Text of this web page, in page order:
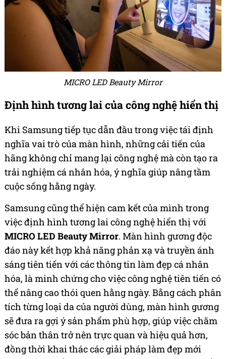
MICRO LED Beauty Mirror
Định hình tương lai của công nghệ hiển thị
Khi Samsung tiếp tục dẫn đầu trong việc tái định
nghĩa vai trò của màn hình, những cải tiến của
hãng không chỉ mang lại công nghệ mà còn tạo ra
trải nghiệm cá nhân hóa, ý nghĩa giúp nâng tầm
cuộc sống hằng ngày.
Samsung cũng thể hiện cam kết của mình trong
việc định hình tương lai công nghệ hiển thị với
MICRO LED Beauty Mirror. Màn hình gương độc
đáo này kết hợp khả năng phản xạ và truyền ánh
sáng tiên tiến với các thông tin làm đẹp cá nhân
hóa, là minh chứng cho việc công nghệ tiên tiến có
thể nâng cao thói quen hằng ngày. Bằng cách phân
tích từng loại da của người dùng, màn hình gương
sẽ đưa ra gợi ý sản phẩm phù hợp, giúp việc chăm
sóc bản thân trở nên trực quan và hiệu quả hơn,
đồng thời khai thác các giải pháp làm đẹp mới